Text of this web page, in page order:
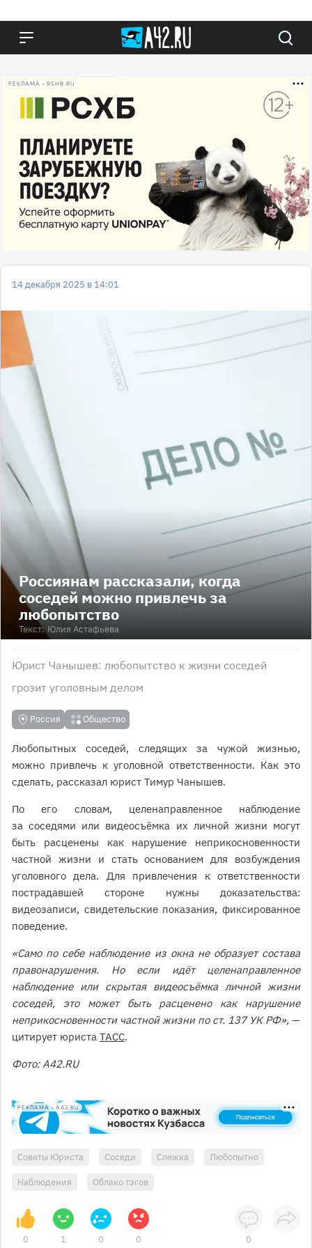
РЕКЛАМА • RSHB.RU
14 декабря 2025 в 14:01
Россиянам рассказали, когда
соседей можно привлечь за
любопытство
Текст: Юлия Астафьева
Юрист Чанышев: любопытство к жизни соседей
грозит уголовным делом
Россия Общество
Любопытных соседей, следящих за чужой жизнью,
можно привлечь к уголовной ответственности. Как это
сделать, рассказал юрист Тимур Чанышев.
По его словам, целенаправленное наблюдение
за соседями или видеосъёмка их личной жизни могут
быть расценены как нарушение неприкосновенности
частной жизни и стать основанием для возбуждения
уголовного дела. Для привлечения к ответственности
пострадавшей стороне нужны доказательства:
видеозаписи, свидетельские показания, фиксированное
поведение.
«Само по себе наблюдение из окна не образует состава
правонарушения. Но если идёт целенаправленное
наблюдение или скрытая видеосъёмка личной жизни
соседей, это может быть расценено как нарушение
неприкосновенности частной жизни по ст. 137 УК РФ», —
цитирует юриста ТАСС.
Фото: A42.RU
РЕКЛАМА • A42.RU
Советы Юриста Соседи Слежка Любопытно
Наблюдения Облако тэгов
0 1 0 0 0